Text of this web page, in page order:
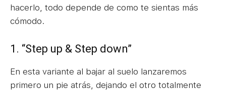
hacerlo, todo depende de como te sientas más
cómodo.
1. “Step up & Step down”
En esta variante al bajar al suelo lanzaremos
primero un pie atrás, dejando el otro totalmente